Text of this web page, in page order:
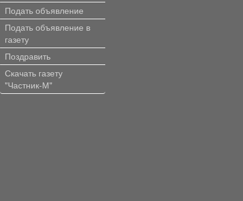
Подать объявление
Подать объявление в
газету
Поздравить
Скачать газету
"Частник-М"